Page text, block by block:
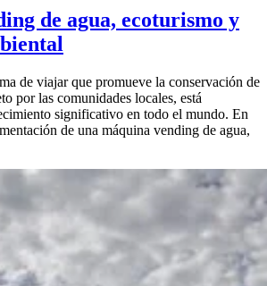
de agua, ecoturismo y
de viajar que promueve la conservación de
por las comunidades locales, está
significativo en todo el mundo. En
de una máquina vending de agua,